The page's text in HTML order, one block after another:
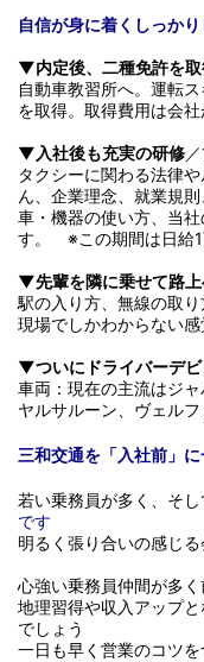
自信が身に着くしっか
▼内定後、二種免許を
自動車教習所へ。運転
を取得。取得費用は会
▼入社後も充実の研修
タクシーに関わる法律
ん、企業理念、就業規
車・機器の使い方、当
す。 ※この期間は日給1
▼先輩を隣に乗せて路
駅の入り方、無線の取り
現場でしかわからない感
▼ついにドライバーデ
車両：現在の主流はジ
ヤルサルーン、ヴェル
三和交通を「入社前」
若い乗務員が多く、そし
です
明るく張り合いの感じ
心強い乗務員仲間が多
地理習得や収入アップ
でしょう
一日も早く営業のコツ